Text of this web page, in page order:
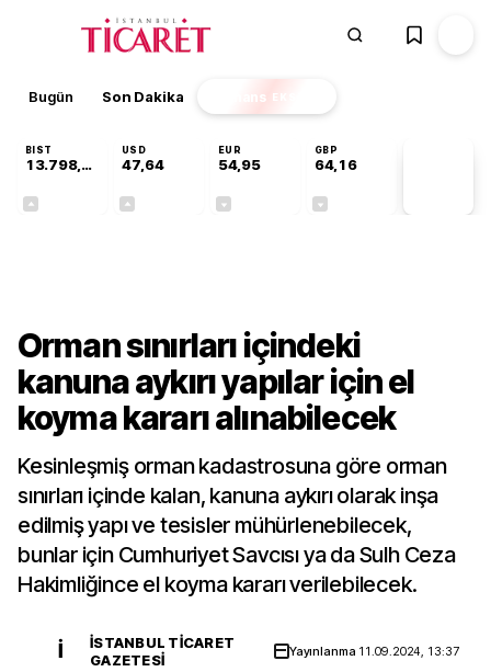
Bugün Son Dakika Finans EKSTRA
BIST
13.798,82
USD
47,64
EUR
54,95
GBP
64,16
Orman sınırları içindeki
kanuna aykırı yapılar için el
koyma kararı alınabilecek
Kesinleşmiş orman kadastrosuna göre orman
sınırları içinde kalan, kanuna aykırı olarak inşa
edilmiş yapı ve tesisler mühürlenebilecek,
bunlar için Cumhuriyet Savcısı ya da Sulh Ceza
Hakimliğince el koyma kararı verilebilecek.
İ
İSTANBUL TICARET
GAZETESI
Yayınlanma 11.09.2024, 13:37